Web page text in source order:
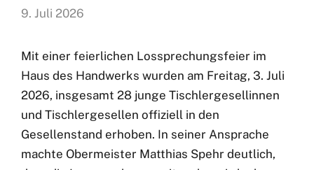
9. Juli 2026
Mit einer feierlichen Lossprechungsfeier im
Haus des Handwerks wurden am Freitag, 3. Juli
2026, insgesamt 28 junge Tischlergesellinnen
und Tischlergesellen offiziell in den
Gesellenstand erhoben. In seiner Ansprache
machte Obermeister Matthias Spehr deutlich,